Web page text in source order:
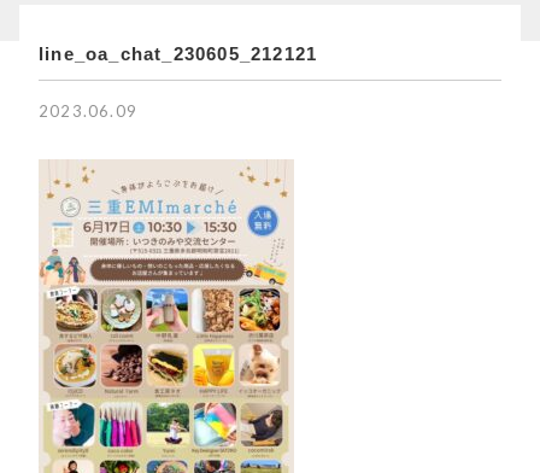
RANKING
イベント商品
NEW ITEM
新着商品
PRODUCTS
商品一覧
CHECKED PRODUCTS
最近チェックした商品
ORDER HISTORY
注文履歴
SHOPPING GUIDE
line_oa_chat_230605_212121
2023.06.09
価格帯
その他
在庫あり セール
並び順